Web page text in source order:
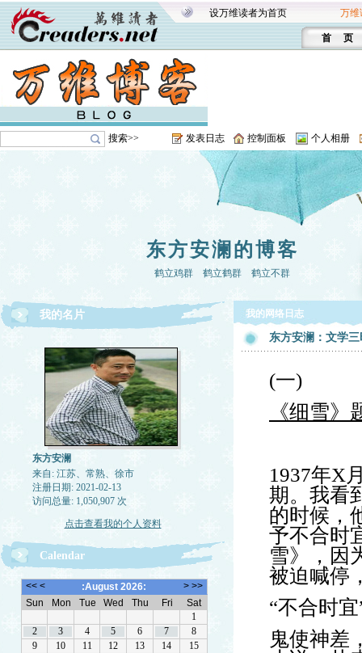
设万维读者为首页 万维
首 页
搜索>> 发表日志 控制面板 个人相册
东方安澜的博客
鹤立鸡群 鹤立鹤群 鹤立不群
我的名片
东方安澜
来自: 江苏、常熟、徐市
注册日期: 2021-02-13
访问总量: 1,050,907 次
点击查看我的个人资料
Calendar
我的网络日志
东方安澜：文学
(一)
《细雪
1937年X
期。我看
的时候，
予不合时
雪》，因
被迫喊停
“不合时
鬼使神差